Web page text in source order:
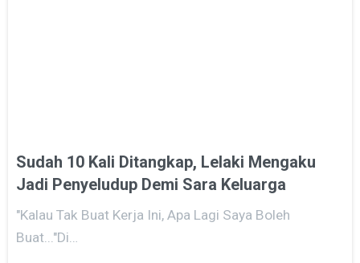
Sudah 10 Kali Ditangkap, Lelaki Mengaku
Jadi Penyeludup Demi Sara Keluarga
"Kalau Tak Buat Kerja Ini, Apa Lagi Saya Boleh
Buat..."Di…